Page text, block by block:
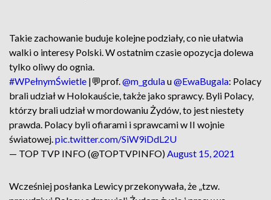
Takie zachowanie buduje kolejne podziały, co nie ułatwia
walki o interesy Polski. W ostatnim czasie opozycja dolewa
tylko oliwy do ognia.
#WPełnymŚwietle |💬prof.@m_gdulau@EwaBugala: Polacy
brali udział w Holokauście, także jako sprawcy. Byli Polacy,
którzy brali udział w mordowaniu Żydów, to jest niestety
prawda. Polacy byli ofiarami i sprawcami w II wojnie
światowej.pic.twitter.com/SiW9iDdL2U
— TOP TVP INFO (@TOPTVPINFO)August 15, 2021
Wcześniej posłanka Lewicy przekonywała, że „tzw.